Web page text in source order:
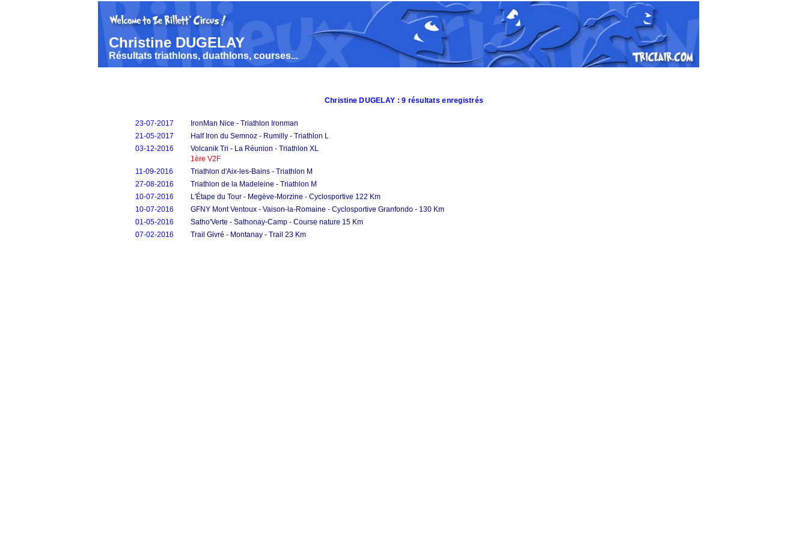
Christine DUGELAY
Résultats triathlons, duathlons, courses...
Christine DUGELAY : 9 résultats enregistrés
23-07-2017
IronMan Nice - Triathlon Ironman
21-05-2017
Half Iron du Semnoz - Rumilly - Triathlon L
03-12-2016
Volcanik Tri - La Réunion - Triathlon XL
1ère V2F
11-09-2016
Triathlon d'Aix-les-Bains - Triathlon M
27-08-2016
Triathlon de la Madeleine - Triathlon M
10-07-2016
L'Étape du Tour - Megève-Morzine - Cyclosportive 122 Km
10-07-2016
GFNY Mont Ventoux - Vaison-la-Romaine - Cyclosportive Granfondo - 130 Km
01-05-2016
Satho'Verte - Sathonay-Camp - Course nature 15 Km
07-02-2016
Trail Givré - Montanay - Trail 23 Km